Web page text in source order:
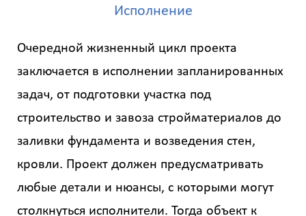
Исполнение
Очередной жизненный цикл проекта
заключается в исполнении запланированных
задач, от подготовки участка под
строительство и завоза стройматериалов до
заливки фундамента и возведения стен,
кровли. Проект должен предусматривать
любые детали и нюансы, с которыми могут
столкнуться исполнители. Тогда объект к